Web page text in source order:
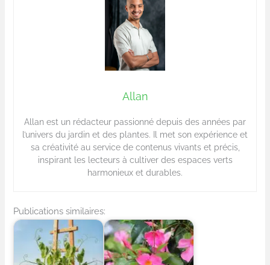
Allan
Allan est un rédacteur passionné depuis des années par
l’univers du jardin et des plantes. Il met son expérience et
sa créativité au service de contenus vivants et précis,
inspirant les lecteurs à cultiver des espaces verts
harmonieux et durables.
Publications similaires: